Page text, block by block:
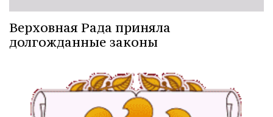
Верховная Рада приняла
долгожданные законы